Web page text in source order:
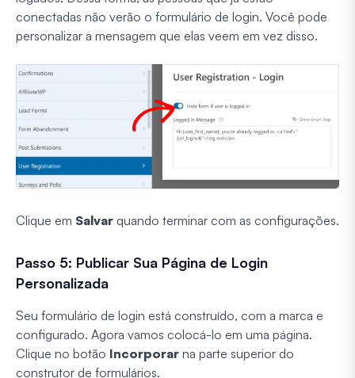
conectadas não verão o formulário de login. Você pode
personalizar a mensagem que elas veem em vez disso.
Clique em Salvar quando terminar com as configurações.
Passo 5: Publicar Sua Página de Login
Personalizada
Seu formulário de login está construído, com a marca e
configurado. Agora vamos colocá-lo em uma página.
Clique no botão Incorporar na parte superior do
construtor de formulários.